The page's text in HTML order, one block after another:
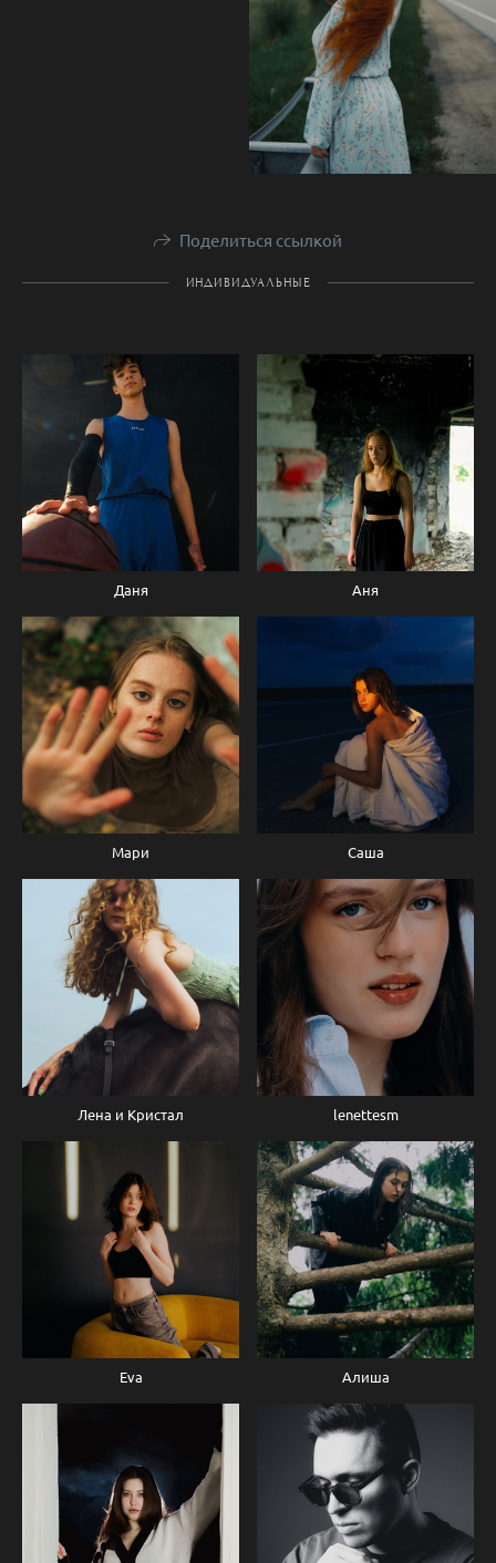
Поделиться ссылкой
ИНДИВИДУАЛЬНЫЕ
Даня Аня
Мари Саша
Лена и Кристал lenettesm
Eva Алиша